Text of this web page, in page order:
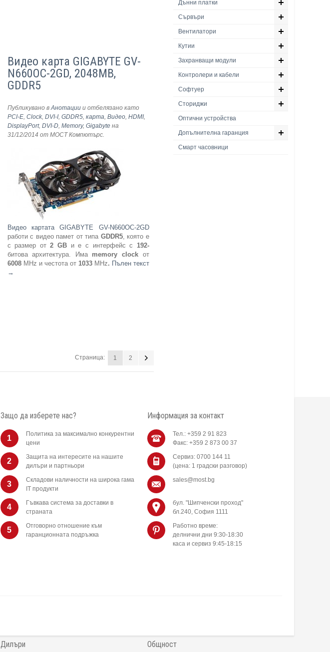
Видео карта GIGABYTE GV-
N660OC-2GD, 2048MB,
GDDR5
Публикувано вАнотациии отбелязано като
PCI-E, Clock, DVI-I, GDDR5, карта, Видео, HDMI,
DisplayPort, DVI-D, Memory, Gigabyteна
31/12/2014 от МОСТ Компютърс.
Видео картата GIGABYTE GV-N660OC-2GD
работи с видео памет от типа GDDR5, която е
с размер от2 GB и е с интерфейс с 192-
битова архитектура. Има memory clock от
6008 MHz и честота от 1033 MHz. Пълен текст
→
Страница: 1 2
Дънни платки
Сървъри
Вентилатори
Кутии
Захранващи модули
Контролери и кабели
Софтуер
Сториджи
Оптични устройства
Допълнителна гаранция
Смарт часовници
Защо да изберете нас?
1
Политика за максимално конкурентни
цени
2
Защита на интересите на нашите
дилъри и партньори
3
Складови наличности на широка гама
IT продукти
4
Гъвкава система за доставки в
страната
5
Отговорно отношение към
гаранционната подръжка
Информация за контакт
Тел.: +359 2 91 823
Факс: +359 2 873 00 37
Сервиз: 0700 144 11
(цена: 1 градски разговор)
sales@most.bg
бул. "Шипченски проход"
бл.240, София 1111
Работно време:
делнични дни 9:30-18:30
каса и сервиз 9:45-18:15
Дилъри Общност